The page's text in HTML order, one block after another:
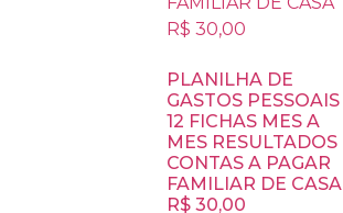
PLANILHA DE
GASTOS PESSOAIS
12 FICHAS MES A
MES RESULTADOS
CONTAS A PAGAR
FAMILIAR DE CASA
R$ 30,00